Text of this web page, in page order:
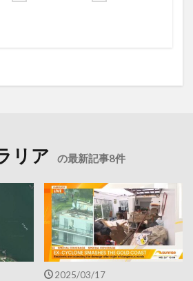
リア の最新記事8件
2025/03/17